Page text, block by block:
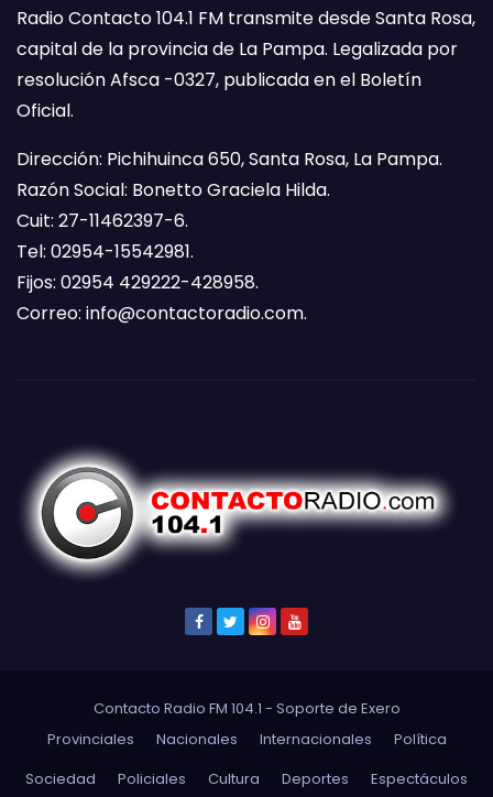
Radio Contacto 104.1 FM transmite desde Santa Rosa,
capital de la provincia de La Pampa. Legalizada por
resolución Afsca -0327, publicada en el Boletín
Oficial.
Dirección: Pichihuinca 650, Santa Rosa, La Pampa.
Razón Social: Bonetto Graciela Hilda.
Cuit: 27-11462397-6.
Tel: 02954-15542981.
Fijos: 02954 429222-428958.
Correo: info@contactoradio.com.
Contacto Radio FM 104.1 - Soporte de Exero
Provinciales
Nacionales Internacionales
Política
Sociedad
Policiales Cultura Deportes Espectáculos